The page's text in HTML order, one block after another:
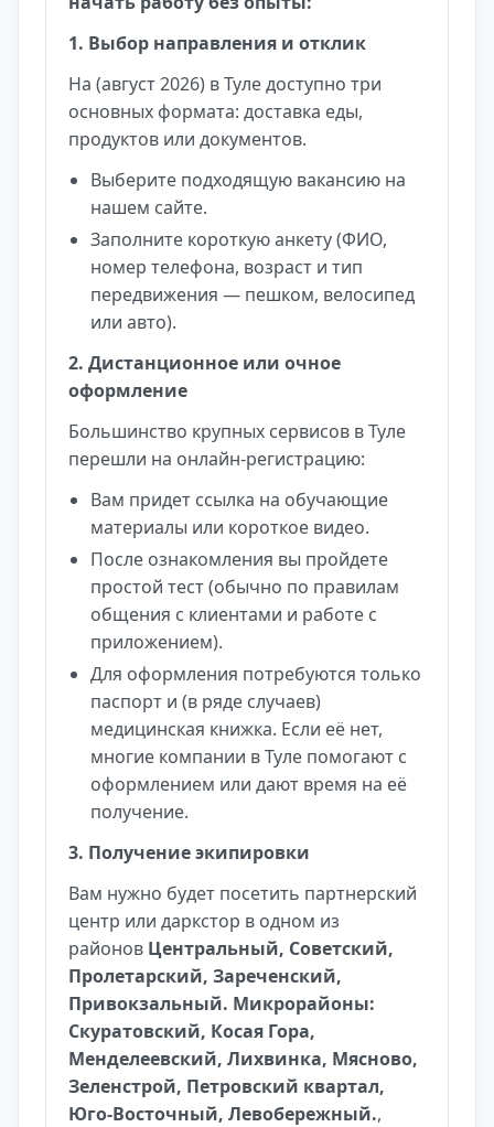
1. Выбор направления и отклик
На (август 2026) в Туле доступно три
основных формата: доставка еды,
продуктов или документов.
Выберите подходящую вакансию на
нашем сайте.
Заполните короткую анкету (ФИО,
номер телефона, возраст и тип
передвижения — пешком, велосипед
или авто).
2. Дистанционное или очное
оформление
Большинство крупных сервисов в Туле
перешли на онлайн-регистрацию:
Вам придет ссылка на обучающие
материалы или короткое видео.
После ознакомления вы пройдете
простой тест (обычно по правилам
общения с клиентами и работе с
приложением).
Для оформления потребуются только
паспорт и (в ряде случаев)
медицинская книжка. Если её нет,
многие компании в Туле помогают с
оформлением или дают время на её
получение.
3. Получение экипировки
Вам нужно будет посетить партнерский
центр или даркстор в одном из
районов Центральный, Советский,
Пролетарский, Зареченский,
Привокзальный. Микрорайоны:
Скуратовский, Косая Гора,
Менделеевский, Лихвинка, Мясново,
Зеленстрой, Петровский квартал,
Юго-Восточный, Левобережный.,